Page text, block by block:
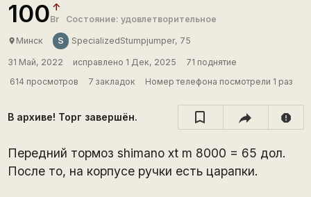
100Br Состояние: удовлетворительное
place Минск S SpecializedStumpjumper, 75
31 Май, 2022 исправлено 1 Дек, 2025
71 поднятие
614 просмотров
7 закладок Номер телефона посмотрели 1 раз
В архиве! Торг завершён. report
Передний тормоз shimano xt m 8000 = 65 дол.
После то, на корпусе ручки есть царапки.